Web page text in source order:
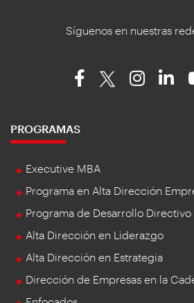
Síguenos en nuestras
PROGRAMAS
Executive MBA
Programa en Alta Dirección
Programa de Desarrollo Directivo
Alta Dirección en Liderazgo
Alta Dirección en Estrategia
Dirección de Empresas en la